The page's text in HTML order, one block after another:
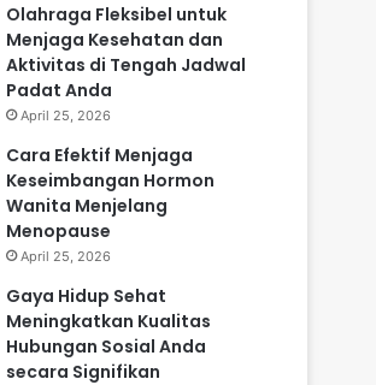
Olahraga Fleksibel untuk
Menjaga Kesehatan dan
Aktivitas di Tengah Jadwal
Padat Anda
April 25, 2026
Cara Efektif Menjaga
Keseimbangan Hormon
Wanita Menjelang
Menopause
April 25, 2026
Gaya Hidup Sehat
Meningkatkan Kualitas
Hubungan Sosial Anda
secara Signifikan